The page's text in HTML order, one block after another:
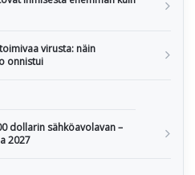
virusta: näin
onnistui
dollarin sähköavolavan –
2027